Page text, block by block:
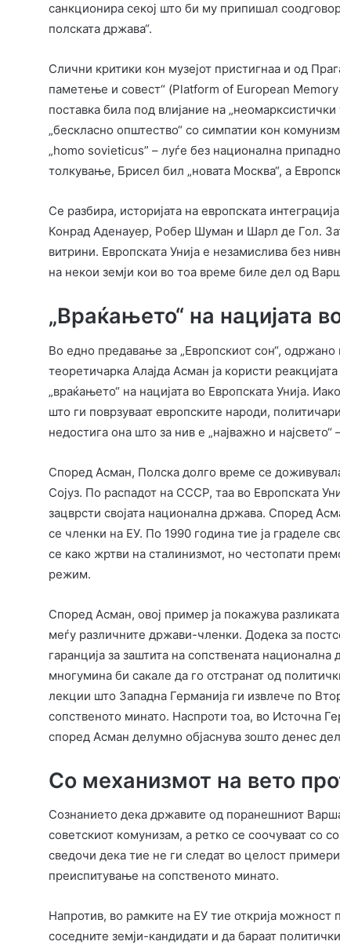
санкционира секој што би му припишал
полската држава“.
Слични критики кон музејот пристигнаа и од
паметење и совест“ (Platform of European
поставка била под влијание на
„бескласно општество“ со симпатии кон
„homo sovieticus” – луѓе без национална
толкување, Брисел бил „новата Москва“, а
Се разбира, историјата на европската
Конрад Аденауер, Робер Шуман и Шарл де Гол.
витрини. Европската Унија е незамислива без
на некои земји кои во тоа време биле дел од
„Враќањето“ на нацијата
Во едно предавање за „Европскиот сон“,
теоретичарка Алајда Асман ја користи
„враќањето“ на нацијата во Европската Унија.
што ги поврзуваат европските народи,
недостига она што за нив е „најважно и најсвето“
Според Асман, Полска долго време се
Сојуз. По распадот на СССР, таа во Европската
зацврсти својата национална држава. Според
се членки на ЕУ. По 1990 година тие ја граделе
се како жртви на сталинизмот, но честопати
режим.
Според Асман, овој пример ја покажува
меѓу различните држави-членки. Додека за
гаранција за заштита на сопствената
многумина би сакале да го отстранат од
лекции што Западна Германија ги извлече по
сопственото минато. Наспроти тоа, во Источна
според Асман делумно објаснува зошто денес
Со механизмот на вето
Сознанието дека државите од поранешниот
советскиот комунизам, а ретко се соочуваат со
сведочи дека тие не ги следат во целост
преиспитување на сопственото минато.
Напротив, во рамките на ЕУ тие открија
соседните земји-кандидати и да бараат